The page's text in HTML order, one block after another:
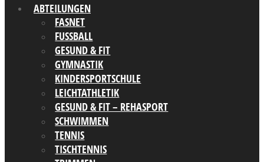
ABTEILUNGEN
FASNET
FUSSBALL
GESUND & FIT
GYMNASTIK
KINDERSPORTSCHULE
LEICHTATHLETIK
GESUND & FIT – REHASPORT
SCHWIMMEN
TENNIS
TISCHTENNIS